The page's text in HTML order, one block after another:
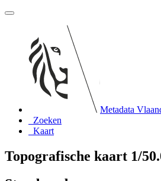
Metadata
Zoeken
Kaart
Topografische kaart 1/